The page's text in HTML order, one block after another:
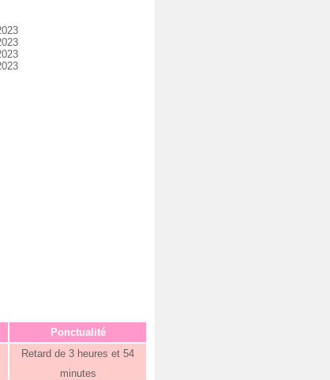
Ponctualité
Retard de 3 heures et 54
minutes